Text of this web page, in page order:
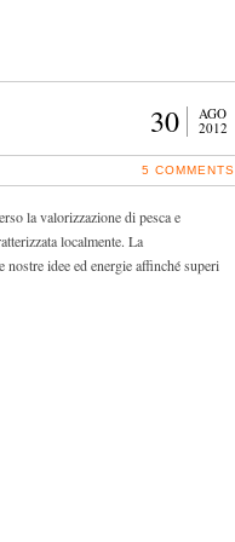
30
AGO
2012
5 COMMENTS
la valorizzazione di pesca e
localmente. La
idee ed energie affinché superi